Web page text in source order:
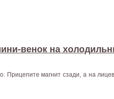
венок на
Прицепите магнит сзади, а на